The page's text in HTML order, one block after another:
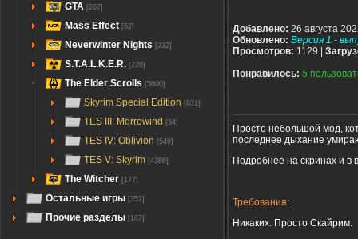
GTA [267]
Mass Effect [52]
Neverwinter Nights [232]
S.T.A.L.K.E.R. [220]
The Elder Scrolls [5600]
Skyrim Special Edition [631]
TES III: Morrowind [34]
TES IV: Oblivion [549]
TES V: Skyrim [4386]
The Witcher [177]
Остальные игры [357]
Прочие разделы [167]
Добавлено: 26 августа
Обновлено: Версия 1 -
Просмотров: 1129 |
Понравилось: 5
Просто небольшой мод,
последнее дыхание
Подробнее на скринах и в
Требования:
Никаких. Просто Скайрим.